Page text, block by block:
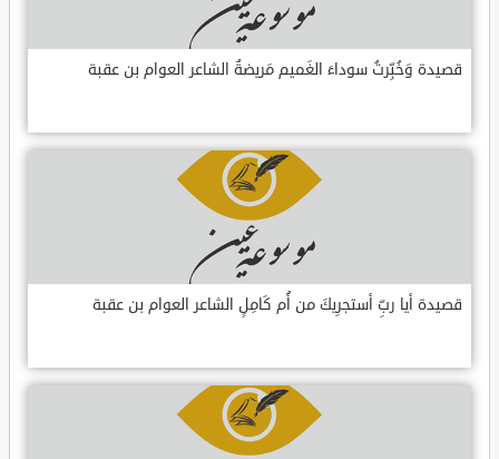
قصيدة وَخُبِّرتُ سوداءَ الغَميم مَريضةٌ الشاعر العوام بن عقبة
قصيدة أيا ربِّ أستجرِيكَ من أُم كَامِلٍ الشاعر العوام بن عقبة